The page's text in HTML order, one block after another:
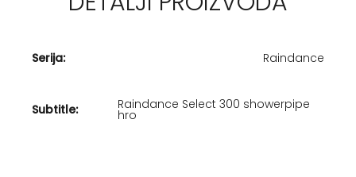
Serija: Raindance
Subtitle: Raindance Select 300 showerpipe
hro